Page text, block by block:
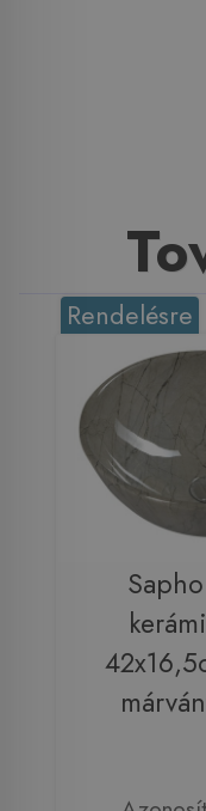
Rendelésre